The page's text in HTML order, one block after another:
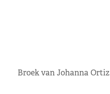
Broek van Johanna Ortiz